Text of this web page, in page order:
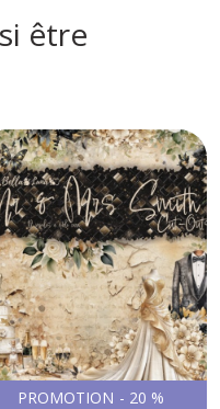
être
PROMOTION - 20 %